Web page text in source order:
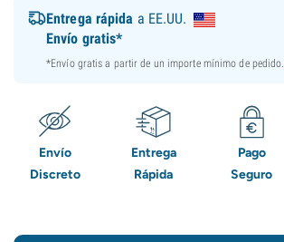
Entrega rápida a EE.UU.
Envío gratis*
*Envío gratis a partir de un importe mínimo de pedido.
Envío
Discreto
Entrega
Rápida
Pago
Seguro